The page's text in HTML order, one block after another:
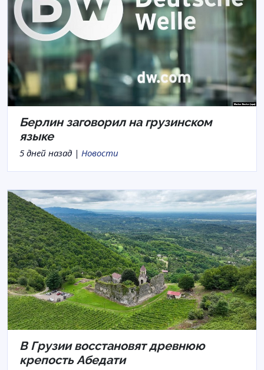
Берлин заговорил на грузинском
языке
5 дней назад | Новости
В Грузии восстановят древнюю
крепость Абедати